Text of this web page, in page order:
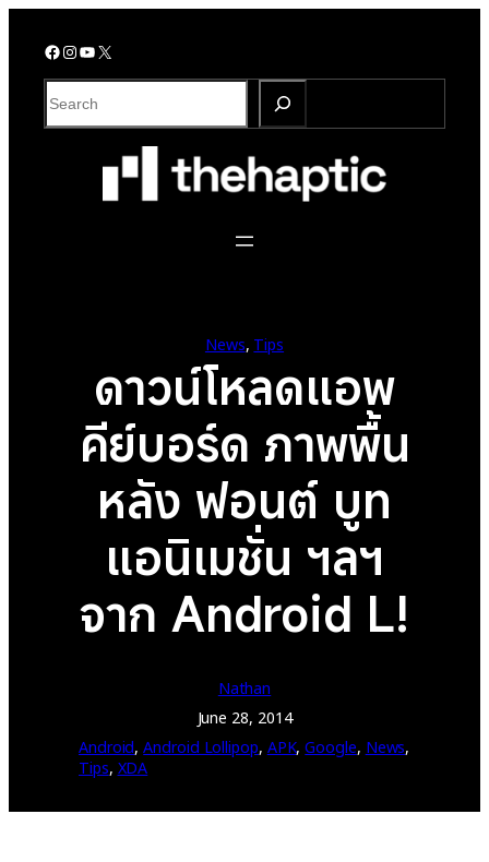
Facebook InstagramYouTube X
S
e
News, Tips
ดาวน์โหลดแอพ
คีย์บอร์ด ภาพพื้น
หลัง ฟอนต์ บูท
แอนิเมชั่น ฯลฯ
จาก Android L!
Nathan
June 28, 2014
Android, Android Lollipop, APK, Google, News
Tips, XDA